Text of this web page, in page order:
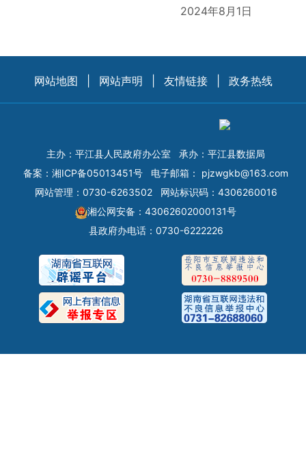
2024年8月1日
网站地图 网站声明 友情链接 政务热线
主办：平江县人民政府办公室
承办：平江县数据局
备案： 湘ICP备05013451号 电子邮箱： pjzwgkb@163.com
网站管理：0730-6263502
网站标识码：4306260016
湘公网安备：43062602000131号
县政府办电话：0730-6222226